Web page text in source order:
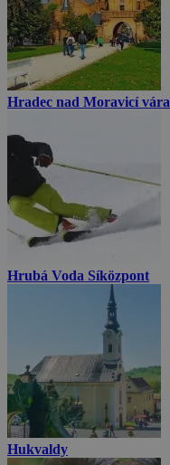
Hradec nad Moravicí vára
Hrubá Voda Síközpont
Hukvaldy